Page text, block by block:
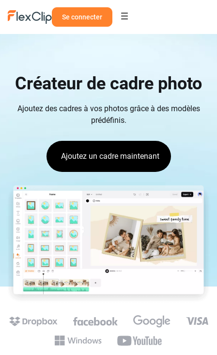
Se connecter
Créateur de cadre photo
Ajoutez des cadres à vos photos grâce à des modèles
prédéfinis.
Ajoutez un cadre maintenant